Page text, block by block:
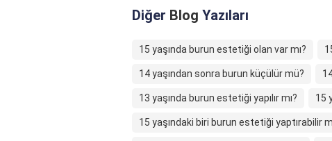
Diğer Blog Yazıları
15 yaşında burun estetiği olan var mı?
14 yaşından sonra burun küçülür mü?
13 yaşında burun estetiği yapılır mı? 15
15 yaşındaki biri burun estetiği yaptırabilir